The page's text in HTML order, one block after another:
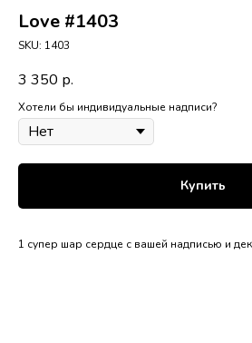
Love #1403
SKU: 1403
3 350 р.
Хотели бы индивидуальные надписи?
Купить
1 супер шар сердце с вашей надписью и